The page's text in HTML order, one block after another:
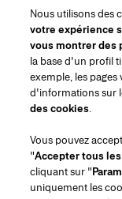
Service à la clientèle
Trouver une boutique
À propos de nous
Nous utilisons des
votre expérience
vous montrer des
la base d'un profil
exemple, les pages
d'informations sur
des cookies.
Vous pouvez
"Accepter tous
cliquant sur "
uniquement les